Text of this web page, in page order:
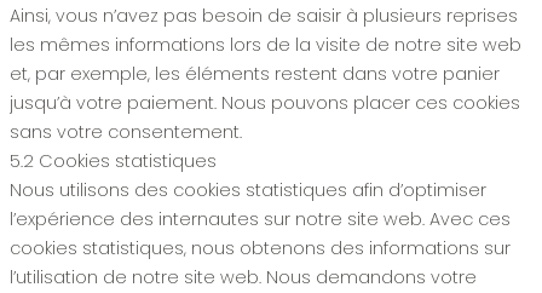
Ainsi, vous n’avez pas besoin de saisir à plusieurs reprises
les mêmes informations lors de la visite de notre site web
et, par exemple, les éléments restent dans votre panier
jusqu’à votre paiement. Nous pouvons placer ces cookies
sans votre consentement.
5.2 Cookies statistiques
Nous utilisons des cookies statistiques afin d’optimiser
l’expérience des internautes sur notre site web. Avec ces
cookies statistiques, nous obtenons des informations sur
l’utilisation de notre site web. Nous demandons votre